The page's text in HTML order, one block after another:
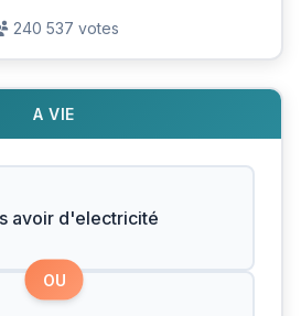
240 537 votes
A VIE
avoir d'electricité
OU